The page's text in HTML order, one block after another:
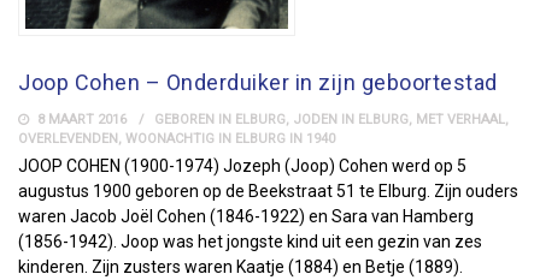
Joop Cohen – Onderduiker in zijn geboortestad
8 MAART 2016 GEBOREN IN ELBURG, JODEN IN ELBURG, MET VERHAAL,
OVERLEVENDEN, WOONACHTIG IN ELBURG IN 1940
JOOP COHEN (1900-1974) Jozeph (Joop) Cohen werd op 5
augustus 1900 geboren op de Beekstraat 51 te Elburg. Zijn ouders
waren Jacob Joël Cohen (1846-1922) en Sara van Hamberg
(1856-1942). Joop was het jongste kind uit een gezin van zes
kinderen. Zijn zusters waren Kaatje (1884) en Betje (1889).